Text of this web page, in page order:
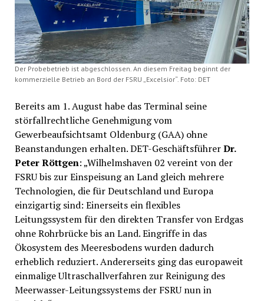
Der Probebetrieb ist abgeschlossen. An diesem Freitag beginnt der
kommerzielle Betrieb an Bord der FSRU „Excelsior“. Foto: DET
Bereits am 1. August habe das Terminal seine
störfallrechtliche Genehmigung vom
Gewerbeaufsichtsamt Oldenburg (GAA) ohne
Beanstandungen erhalten. DET-GeschäftsführerDr.
Peter Röttgen: „Wilhelmshaven 02 vereint von der
FSRU bis zur Einspeisung an Land gleich mehrere
Technologien, die für Deutschland und Europa
einzigartig sind: Einerseits ein flexibles
Leitungssystem für den direkten Transfer von Erdgas
ohne Rohrbrücke bis an Land. Eingriffe in das
Ökosystem des Meeresbodens wurden dadurch
erheblich reduziert. Andererseits ging das europaweit
einmalige Ultraschallverfahren zur Reinigung des
Meerwasser-Leitungssystems der FSRU nun in